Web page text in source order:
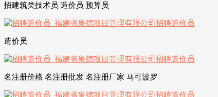
招建筑类技术员 造价员 预算员
造价员
名注册价格 名注册批发 名注册厂家 马可波罗